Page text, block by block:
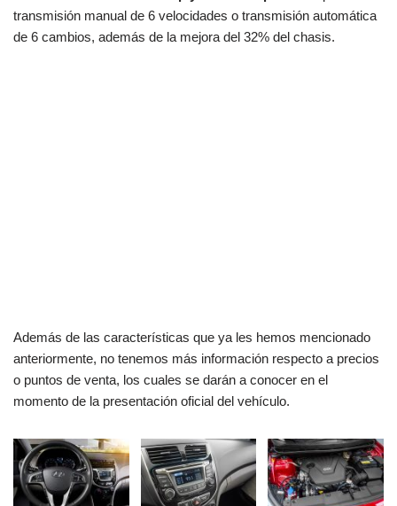
transmisión manual de 6 velocidades o transmisión automática
de 6 cambios, además de la mejora del 32% del chasis.
Además de las características que ya les hemos mencionado
anteriormente, no tenemos más información respecto a precios
o puntos de venta, los cuales se darán a conocer en el
momento de la presentación oficial del vehículo.